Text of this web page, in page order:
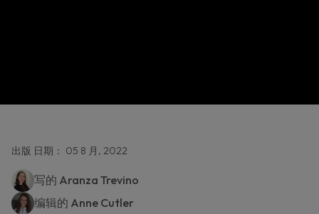
出版 日期： 05 8 月, 2022
写的 Aranza Trevino
编辑的 Anne Cutler